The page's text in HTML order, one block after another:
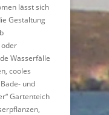
lässt sich
Gestaltung
Wasserfälle
cooles
und
Gartenteich